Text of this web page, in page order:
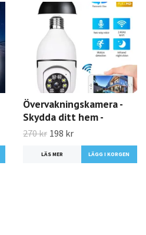
Övervakningskamera -
Skydda ditt hem -
270 kr 198 kr
LÄS MER